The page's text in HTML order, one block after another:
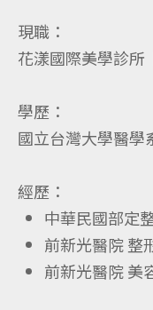
現職：
花漾國際美學診所
學歷：
國立台灣大學醫學
經歷：
中華民國部定
前新光醫院 整
前新光醫院 美